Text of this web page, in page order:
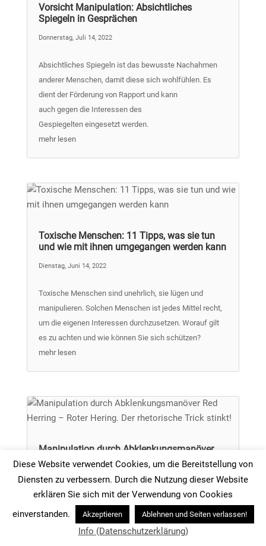
Vorsicht Manipulation: Absichtliches
Spiegeln in Gesprächen
Donnerstag, Juli 14, 2022
Absichtliches Spiegeln ist das bewusste Nachahmen
anderer Menschen, damit diese sich wohlfühlen. Es
dient der Förderung von Rapport und kann
auch gegen die Interessen des
Gespiegelten eingesetzt werden.
mehr lesen
Toxische Menschen: 11 Tipps, was sie tun
und wie mit ihnen umgegangen werden kann
Dienstag, Juni 14, 2022
Toxische Menschen sind unehrlich, sie lügen und
manipulieren. Solchen Menschen ist jedes Mittel recht,
um die eigenen Interessen durchzusetzen. Worauf gilt
es zu achten und wie können Sie sich schützen?
mehr lesen
Manipulation durch Abklenkungsmanöver
Red Herring – Roter Hering. Der rhetorische
Mittwoch, Mai 18, 2022
Ein Roter Hering (engl. Red Herring) steht für etwas,
dass auf eine falsche Fährte lockt. Lassen Sie sich in
Diese Website verwendet Cookies, um die Bereitstellung von
Diensten zu verbessern. Durch die Nutzung dieser Website
erklären Sie sich mit der Verwendung von Cookies
einverstanden.
Akzeptieren Ablehnen und Seiten verlassen!
Info (Datenschutzerklärung)